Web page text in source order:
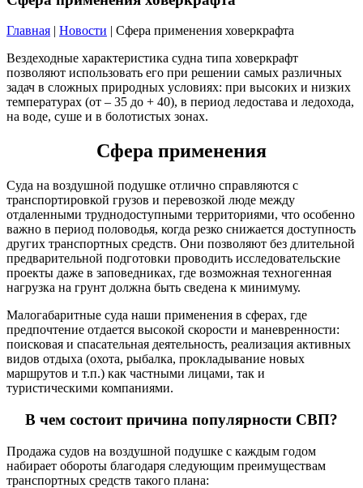
Главная | Новости | Сфера применения ховеркрафта
Вездеходные характеристика судна типа ховеркрафт
позволяют использовать его при решении самых различных
задач в сложных природных условиях: при высоких и низких
температурах (от – 35 до + 40), в период ледостава и ледохода,
на воде, суше и в болотистых зонах.
Сфера применения
Суда на воздушной подушке отлично справляются с
транспортировкой грузов и перевозкой люде между
отдаленными труднодоступными территориями, что особенно
важно в период половодья, когда резко снижается доступность
других транспортных средств. Они позволяют без длительной
предварительной подготовки проводить исследовательские
проекты даже в заповедниках, где возможная техногенная
нагрузка на грунт должна быть сведена к минимуму.
Малогабаритные суда наши применения в сферах, где
предпочтение отдается высокой скорости и маневренности:
поисковая и спасательная деятельность, реализация активных
видов отдыха (охота, рыбалка, прокладывание новых
маршрутов и т.п.) как частными лицами, так и
туристическими компаниями.
В чем состоит причина популярности СВП?
Продажа судов на воздушной подушке с каждым годом
набирает обороты благодаря следующим преимуществам
транспортных средств такого плана: